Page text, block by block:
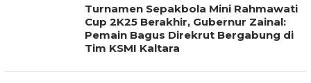
Turnamen Sepakbola Mini Rahmawati
Cup 2K25 Berakhir, Gubernur Zainal:
Pemain Bagus Direkrut Bergabung di
Tim KSMI Kaltara